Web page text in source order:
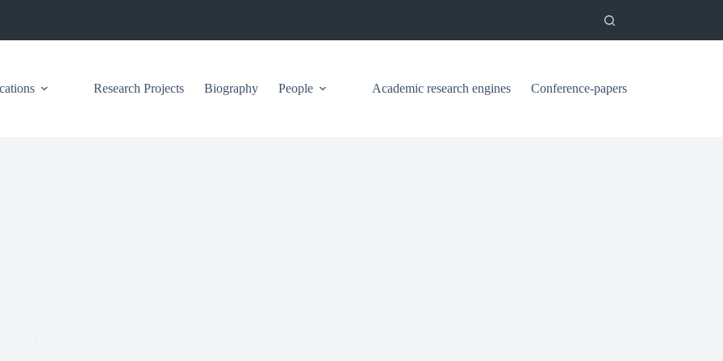
Research Projects Biography People Academic research engines Conference-papers